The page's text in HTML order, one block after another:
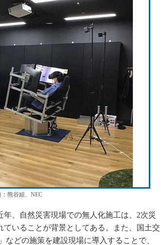
熊谷組、NEC
、自然災害現場での無人化施工は、2次災
いることが背景としてある。また、国土交
どの施策を建設現場に導入することで、